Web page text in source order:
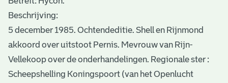
Beschrijving:
5 december 1985. Ochtendeditie. Shell en Rijnmond
akkoord over uitstoot Pernis. Mevrouw van Rijn-
Vellekoop over de onderhandelingen. Regionale ster :
Scheepshelling Koningspoort (van het Openlucht